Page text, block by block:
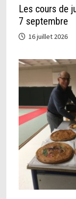
Les cours de
7 septembre
16 juillet 2026